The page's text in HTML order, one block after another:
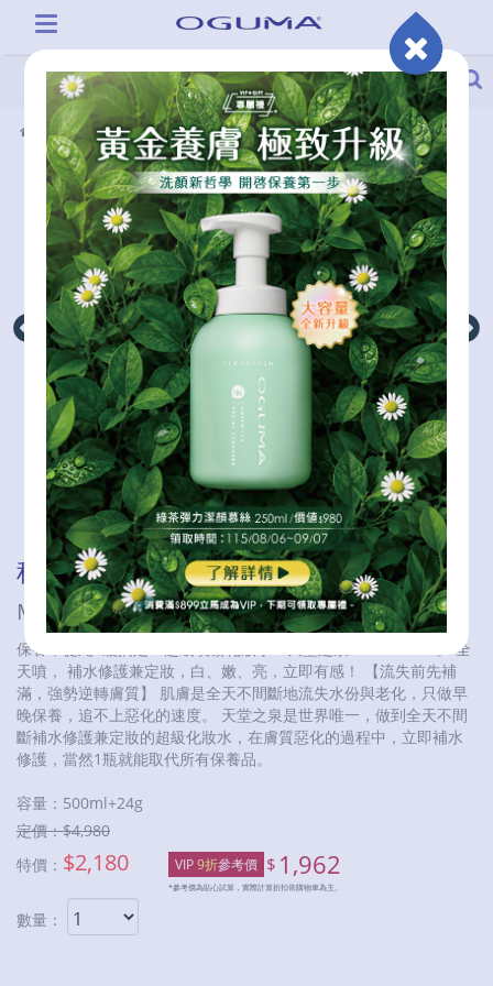
產品系列 秘之湧天堂之泉補充瓶
秘之湧天堂之泉補充瓶
MITSUION ALLDAY SPA Refill
保養，從此1瓶搞定！超級噴霧化妝水—天堂之泉ALLDAY SPA。 全
天噴， 補水修護兼定妝，白、嫩、亮，立即有感！ 【流失前先補
滿，強勢逆轉膚質】 肌膚是全天不間斷地流失水份與老化，只做早
晚保養，追不上惡化的速度。 天堂之泉是世界唯一，做到全天不間
斷補水修護兼定妝的超級化妝水，在膚質惡化的過程中，立即補水
修護，當然1瓶就能取代所有保養品。
容量： 500ml+24g
定價：$4,980
特價： $2,180 VIP9折參考價 $ 1,962
*參考價為貼心試算，實際計算折扣依購物車為主。
數量：